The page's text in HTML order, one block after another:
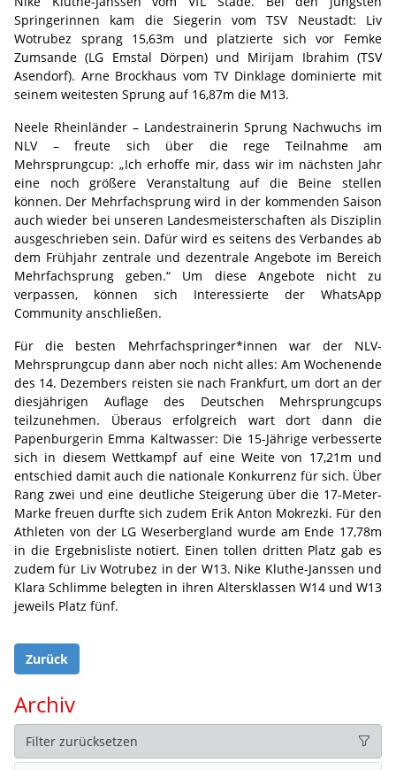
Springerinnen kam die Siegerin vom TSV Neustadt: Liv
Wotrubez sprang 15,63m und platzierte sich vor Femke
Zumsande (LG Emstal Dörpen) und Mirijam Ibrahim (TSV
Asendorf). Arne Brockhaus vom TV Dinklage dominierte mit
seinem weitesten Sprung auf 16,87m die M13.
Neele Rheinländer – Landestrainerin Sprung Nachwuchs im
NLV – freute sich über die rege Teilnahme am
Mehrsprungcup: „Ich erhoffe mir, dass wir im nächsten Jahr
eine noch größere Veranstaltung auf die Beine stellen
können. Der Mehrfachsprung wird in der kommenden Saison
auch wieder bei unseren Landesmeisterschaften als Disziplin
ausgeschrieben sein. Dafür wird es seitens des Verbandes ab
dem Frühjahr zentrale und dezentrale Angebote im Bereich
Mehrfachsprung geben.“ Um diese Angebote nicht zu
verpassen, können sich Interessierte der WhatsApp
Community anschließen.
Für die besten Mehrfachspringer*innen war der NLV-
Mehrsprungcup dann aber noch nicht alles: Am Wochenende
des 14. Dezembers reisten sie nach Frankfurt, um dort an der
diesjährigen Auflage des Deutschen Mehrsprungcups
teilzunehmen. Überaus erfolgreich wart dort dann die
Papenburgerin Emma Kaltwasser: Die 15-Jährige verbesserte
sich in diesem Wettkampf auf eine Weite von 17,21m und
entschied damit auch die nationale Konkurrenz für sich. Über
Rang zwei und eine deutliche Steigerung über die 17-Meter-
Marke freuen durfte sich zudem Erik Anton Mokrezki. Für den
Athleten von der LG Weserbergland wurde am Ende 17,78m
in die Ergebnisliste notiert. Einen tollen dritten Platz gab es
zudem für Liv Wotrubez in der W13. Nike Kluthe-Janssen und
Klara Schlimme belegten in ihren Altersklassen W14 und W13
jeweils Platz fünf.
Zurück
Archiv
Filter zurücksetzen